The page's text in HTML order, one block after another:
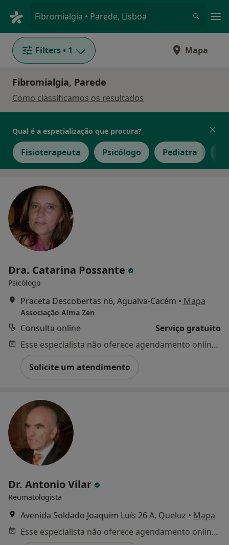
Fibromialgia • Parede, Lisboa
Filters • 1 Mapa
Fibromialgia, Parede
Como classificamos os resultados
Qual é a especialização que procura?
Fisioterapeuta Psicólogo Pediatra
Dra. Catarina Possante
Psicólogo
Praceta Descobertas n6, Agualva-Cacém • Mapa
Associação Alma Zen
Consulta online
Serviço gratuito
Esse especialista não oferece agendamento online para esse endereço.
Solicite um atendimento
Dr. Antonio Vilar
Reumatologista
Avenida Soldado Joaquim Luís 26 A, Queluz • Mapa
Esse especialista não oferece agendamento online para esse endereço.